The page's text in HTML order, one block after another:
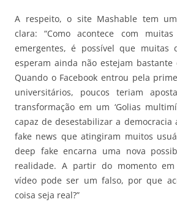
A respeito, o site Mashable tem
clara: “Como acontece com
emergentes, é possível que muitas
esperam ainda não estejam bastante
Quando o Facebook entrou pela
universitários, poucos teriam
transformação em um ‘Golias
capaz de desestabilizar a democracia
fake news que atingiram muitos
deep fake encarna uma nova
realidade. A partir do momento
vídeo pode ser um falso, por que
coisa seja real?”